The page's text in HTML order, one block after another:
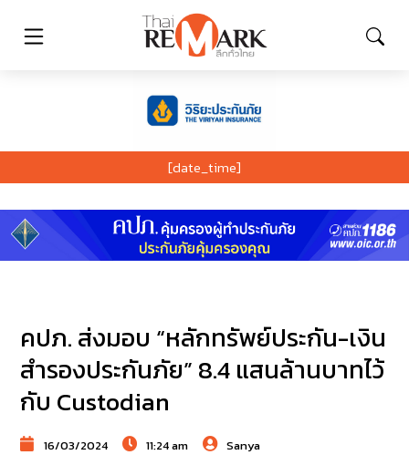
[date_time]
คปภ. ส่งมอบ “หลักทรัพย์ประกัน-เงิน
สำรองประกันภัย” 8.4 แสนล้านบาทไว้
กับ Custodian
16/03/2024 11:24 am Sanya